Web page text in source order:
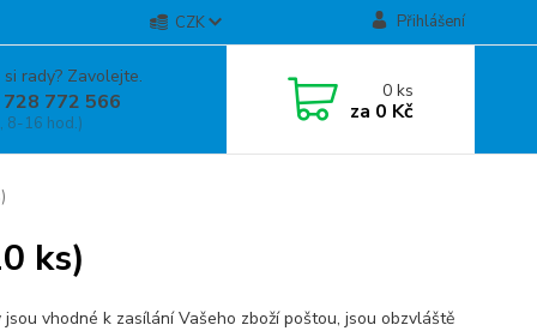
CZK Přihlášení
rady? Zavolejte.
772 566
8-16 hod.)
0ks
za 0 Kč
ks)
jsou vhodné k zasílání Vašeho zboží poštou, jsou obzvláště